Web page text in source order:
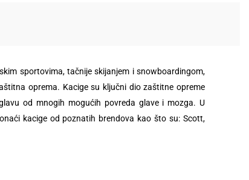
sportovima, tačnije skijanjem i snowboardingom,
oprema. Kacige su ključni dio zaštitne opreme
od mnogih mogućih povreda glave i mozga. U
kacige od poznatih brendova kao što su: Scott,